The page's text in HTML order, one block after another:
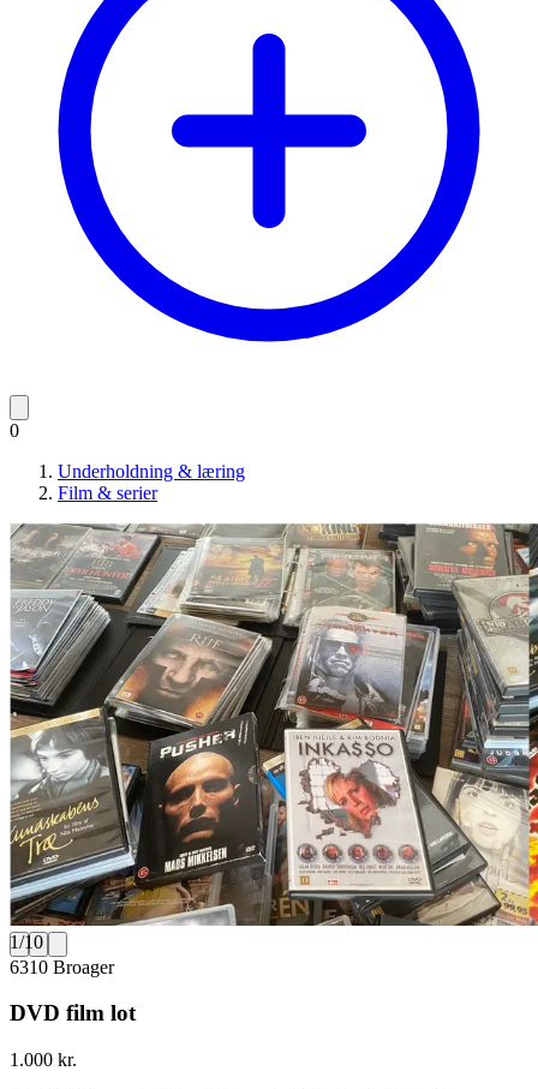
0
Underholdning & læring
Film & serier
1/10
6310 Broager
DVD film lot
1.000 kr.